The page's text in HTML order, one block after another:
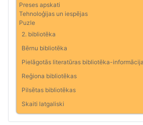
Preses apskati
Tehnoloģijas un iespējas
Puzle
2. bibliotēka
Bērnu bibliotēka
Pielāgotās literatūras bibliotēka-
Reģiona bibliotēkas
Pilsētas bibliotēkas
Skaiti latgaliski